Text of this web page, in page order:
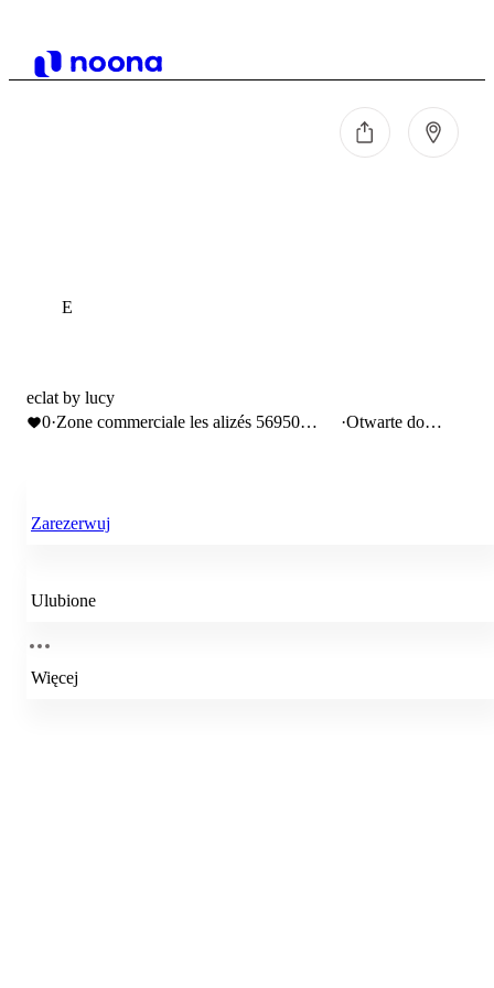
E
eclat by lucy
0·Zone commerciale les alizés 56950
·Otwarte do
Zarezerwuj
Ulubione
Więcej